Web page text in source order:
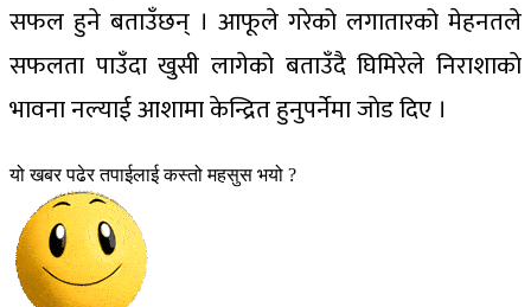
सफल हुने बताउँछन् । आफूले गरेको लगातारको मेहनतले
सफलता पाउँदा खुसी लागेको बताउँदै घिमिरेले निराशाकाे
भावना नल्याई आशामा केन्द्रित हुनुपर्नेमा जाेड दिए ।
यो खबर पढेर तपाईलाई कस्तो महसुस भयो ?